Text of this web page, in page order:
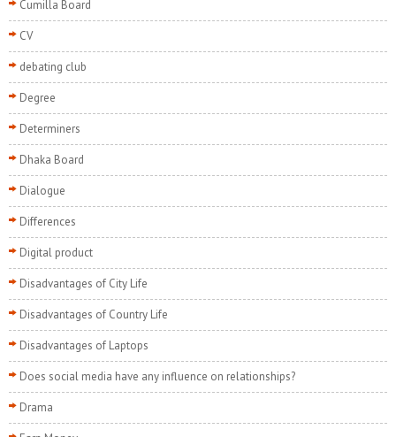
Cumilla Board
CV
debating club
Degree
Determiners
Dhaka Board
Dialogue
Differences
Digital product
Disadvantages of City Life
Disadvantages of Country Life
Disadvantages of Laptops
Does social media have any influence on relationships?
Drama